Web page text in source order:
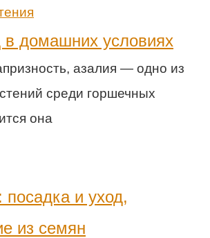
в домашних условиях
азалия — одно из
среди горшечных
она
посадка и уход,
из семян